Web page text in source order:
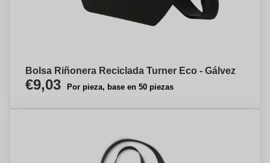
Bolsa Riñonera Reciclada Turner Eco - Gálvez
€9,03 Por pieza, base en 50 piezas